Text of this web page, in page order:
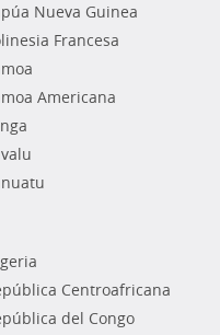
Nueva Guinea
Francesa
Americana
Centroafricana
del Congo